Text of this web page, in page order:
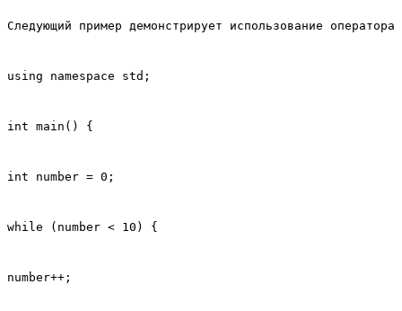
Следующий пример демонстрирует использование
using namespace std;
int main() {
int number = 0;
while (number < 10) {
number++;